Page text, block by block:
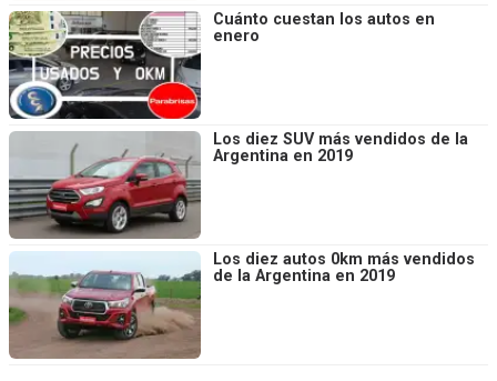
Cuánto cuestan los autos en
enero
Los diez SUV más vendidos de la
Argentina en 2019
Los diez autos 0km más vendidos
de la Argentina en 2019